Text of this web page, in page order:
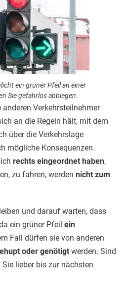
ein grüner Pfeil an einer
Sie gefahrlos abbiegen.
Verkehrsteilnehmer
an die Regeln hält, mit dem
über die Verkehrslage
mögliche Konsequenzen.
rechts eingeordnet haben,
zu fahren, werden nicht zum
und darauf warten, dass
ein grüner Pfeil ein
Fall dürfen sie von anderen
oder genötigt werden. Sind
lieber bis zur nächsten